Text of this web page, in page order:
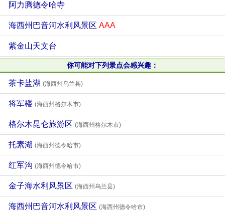
阿力腾德令哈寺
海西州巴音河水利风景区 AAA
紫金山天文台
你可能对下列景点会感兴趣：
茶卡盐湖 (海西州乌兰县)
将军楼 (海西州格尔木市)
格尔木昆仑旅游区 (海西州格尔木市)
托素湖 (海西州德令哈市)
红军沟 (海西州德令哈市)
金子海水利风景区 (海西州乌兰县)
海西州巴音河水利风景区 (海西州德令哈市)